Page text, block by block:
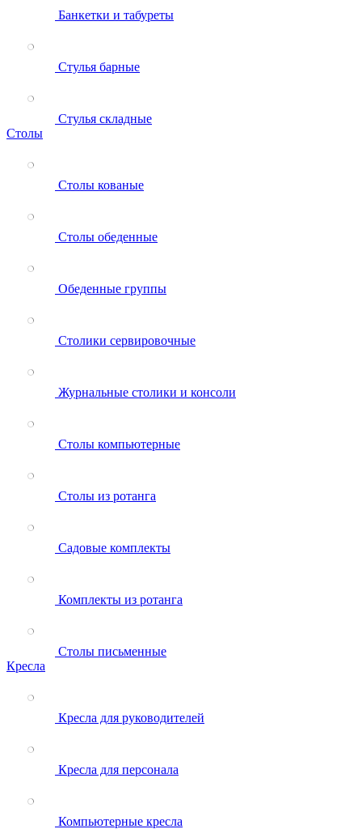
Банкетки и табуреты
Стулья барные
Стулья складные
Столы
Столы кованые
Столы обеденные
Обеденные группы
Столики сервировочные
Журнальные столики и консоли
Столы компьютерные
Столы из ротанга
Садовые комплекты
Комплекты из ротанга
Столы письменные
Кресла
Кресла для руководителей
Кресла для персонала
Компьютерные кресла